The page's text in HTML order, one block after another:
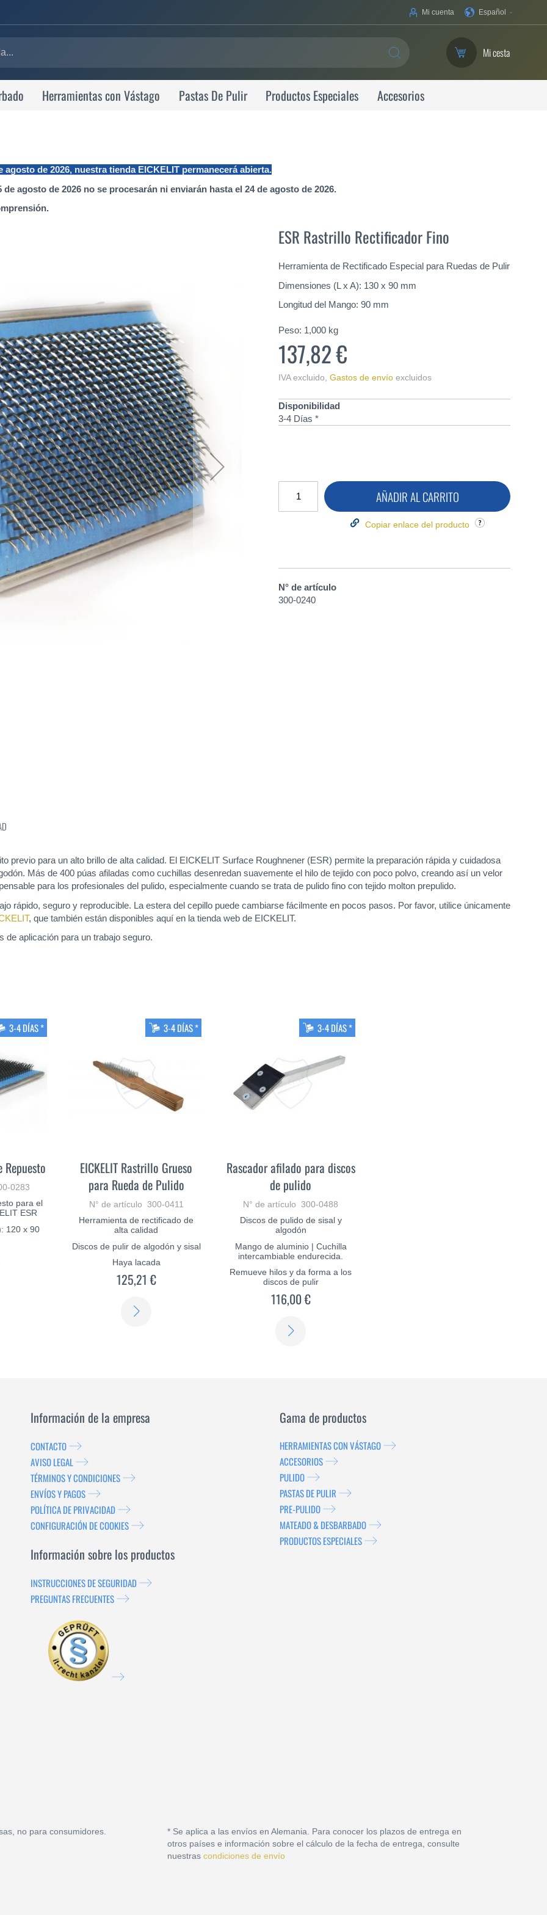
Su
Español
Mi cuenta
SEARCH Mi cesta
Herramientas con Vástago Pastas De Pulir Productos Especiales Accesorios
de 2026, nuestra tienda EICKELIT permanecerá abierta.
agosto de 2026 no se procesarán ni enviarán hasta el 24 de agosto de 2026.
ESR Rastrillo Rectificador Fino
Herramienta de Rectificado Especial para Ruedas de Pulir
Dimensiones (L x A): 130 x 90 mm
Longitud del Mango: 90 mm
Peso: 1,000 kg
137,82 €
IVA excluido Gastos de envío excluidos
Disponibilidad
3-4 Días *
AÑADIR AL CARRITO
Copiar enlace del producto
N° de artículo
300-0240
previo para un alto brillo de alta calidad. El EICKELIT Surface Roughnener (ESR) permite la preparación rápida y cuidadosa
Más de 400 púas afiladas como cuchillas desenredan suavemente el hilo de tejido con poco polvo, creando así un velor
para los profesionales del pulido, especialmente cuando se trata de pulido fino con tejido molton prepulido.
rápido, seguro y reproducible. La estera del cepillo puede cambiarse fácilmente en pocos pasos. Por favor, utilice únicamente
, que también están disponibles aquí en la tienda web de EICKELIT.
de aplicación para un trabajo seguro.
3-4 DÍAS *
0283
para el
ESR
120 x 90
3-4 DÍAS *
EICKELIT Rastrillo Grueso
para Rueda de Pulido
N° de artículo 300-0411
Herramienta de rectificado de
alta calidad
Discos de pulir de algodón y sisal
Haya lacada
125,21 €
3-4 DÍAS *
Rascador afilado para discos
de pulido
N° de artículo 300-0488
Discos de pulido de sisal y
algodón
Mango de aluminio | Cuchilla
intercambiable endurecida.
Remueve hilos y da forma a los
discos de pulir
116,00 €
Información de la empresa
CONTACTO
AVISO LEGAL
TÉRMINOS Y CONDICIONES
ENVÍOS Y PAGOS
POLÍTICA DE PRIVACIDAD
CONFIGURACIÓN DE COOKIES
Información sobre los productos
INSTRUCCIONES DE SEGURIDAD
PREGUNTAS FRECUENTES
Gama de productos
HERRAMIENTAS CON VÁSTAGO
ACCESORIOS
PULIDO
PASTAS DE PULIR
PRE-PULIDO
MATEADO & DESBARBADO
PRODUCTOS ESPECIALES
no para consumidores.
* Se aplica a las envíos en Alemania. Para conocer los plazos de entrega en
otros países e información sobre el cálculo de la fecha de entrega, consulte
nuestras condiciones de envío